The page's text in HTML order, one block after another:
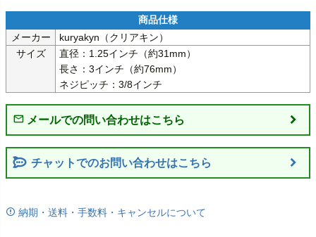
メーカー
kuryakyn（クリアキン）
サイズ
直径：1.25インチ（約31mm）
長さ：3インチ（約76mm）
ネジピッチ：3/8インチ
チャットでのお問い合わせはこちら
納期・送料・手数料・キャンセルについて